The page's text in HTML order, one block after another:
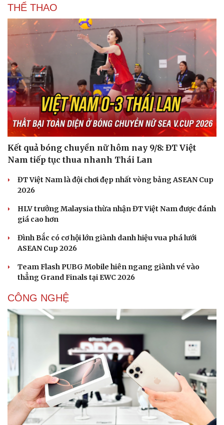
Du lịch
Tư vấn
Săn Tour
check-in
Podcast
Câu chuyện thời sự
Đọc truyện đêm khuya
Cửa sổ tình yêu
Hạt giống tâm hồn
THỂ THAO
Kết quả bóng chuyền nữ hôm nay 9/8: ĐT Việt
Nam tiếp tục thua nhanh Thái Lan
ĐT Việt Nam là đội chơi đẹp nhất vòng bảng ASEAN Cup
2026
HLV trưởng Malaysia thừa nhận ĐT Việt Nam được đánh
giá cao hơn
Đình Bắc có cơ hội lớn giành danh hiệu vua phá lưới
ASEAN Cup 2026
Team Flash PUBG Mobile hiên ngang giành vé vào
thẳng Grand Finals tại EWC 2026
CÔNG NGHỆ